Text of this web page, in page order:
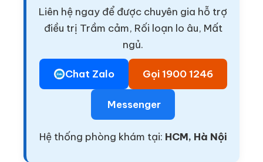
Liên hệ ngay để được chuyên gia hỗ trợ
điều trị Trầm cảm, Rối loạn lo âu, Mất
ngủ.
Chat Zalo Gọi 1900 1246
Messenger
Hệ thống phòng khám tại: HCM, Hà Nội